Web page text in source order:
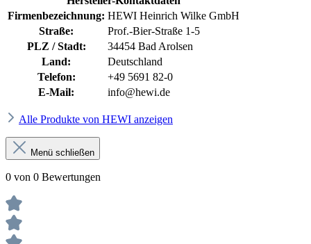
Firmenbezeichnung: HEWI Heinrich Wilke GmbH
Straße:
Prof.-Bier-Straße 1-5
PLZ / Stadt:
34454 Bad Arolsen
Land:
Deutschland
Telefon:
+49 5691 82-0
E-Mail:
info@hewi.de
Alle Produkte von HEWI anzeigen
Menü schließen
0 von 0 Bewertungen